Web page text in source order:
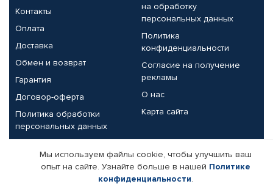
Контакты
Оплата
Доставка
Обмен и возврат
Гарантия
Договор-оферта
Политика обработки
персональных данных
на обработку
персональных данных
Политика
конфиденциальности
Согласие на получение
рекламы
О нас
Карта сайта
Партнерам
Корпоративным клиентам
Реквизиты компании
Мы используем файлы cookie, чтобы улучшить ваш
опыт на сайте. Узнайте больше в нашей Политике
конфиденциальности.